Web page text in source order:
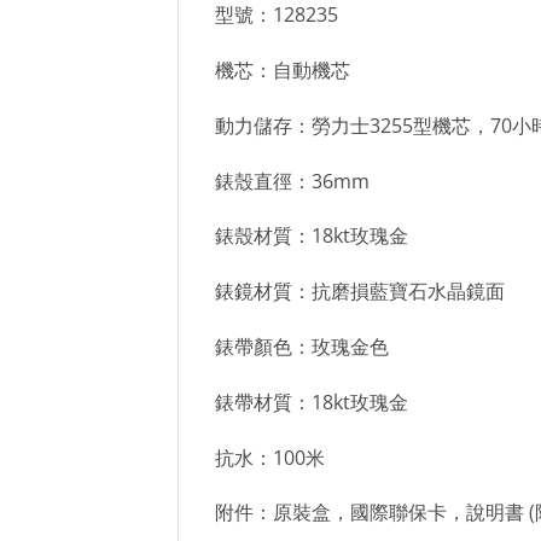
型號：128235
機芯：自動機芯
動力儲存：勞力士3255型機芯，70小
錶殼直徑：36mm
錶殼材質：18kt玫瑰金
錶鏡材質：抗磨損藍寶石水晶鏡面
錶帶顏色：玫瑰金色
錶帶材質：18kt玫瑰金
抗水：100米
附件：原裝盒，國際聯保卡，說明書 (